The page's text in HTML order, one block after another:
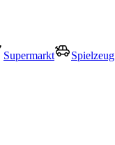
Supermarkt Spielzeug